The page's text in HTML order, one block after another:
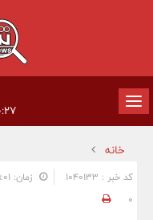
تغییر
وضعیت
ناوبری
خانه
کد خبر : 1040133 زمان: ۱۵:۵۹:۰۱ - تاریخ: ۱۴۰۱/۱۲/۱۴
0